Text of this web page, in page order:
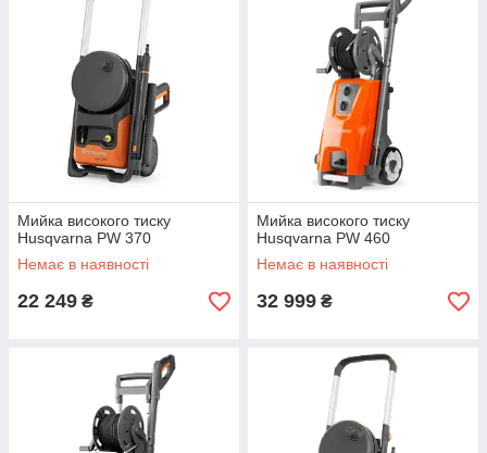
Мийка високого тиску
Husqvarna PW 370
Немає в наявності
22 249 ₴
Мийка високого тиску
Husqvarna PW 460
Немає в наявності
32 999 ₴